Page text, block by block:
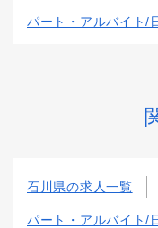
パート・アルバイト/
石川県の求人一覧
パート・アルバイト/